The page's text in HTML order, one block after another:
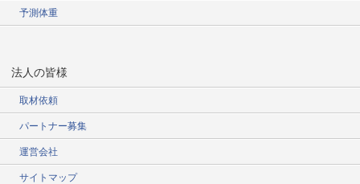
予測体重
法人の皆様
取材依頼
パートナー募集
運営会社
サイトマップ